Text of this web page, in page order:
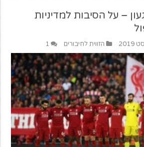
– על הסיבות למדיניות
הזווית לחיבורים 1